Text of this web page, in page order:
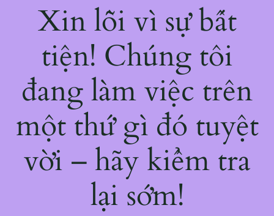
Xin lỗi vì sự bất
tiện! Chúng tôi
đang làm việc trên
một thứ gì đó tuyệt
vời – hãy kiểm tra
lại sớm!